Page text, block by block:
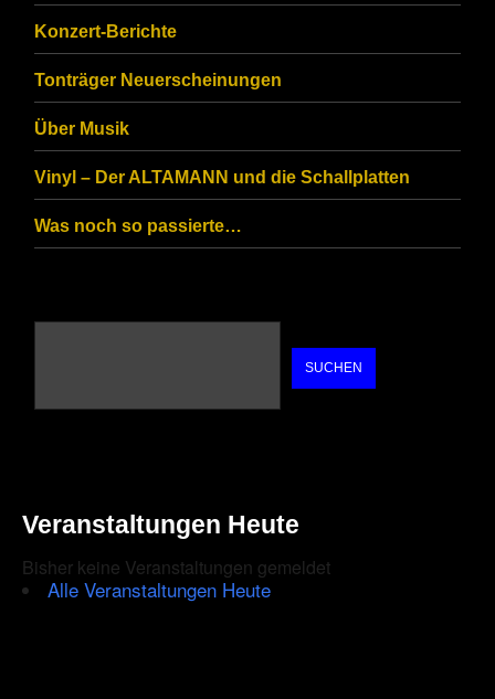
you
are
human.
Konzert-Berichte
Tonträger Neuerscheinungen
Über Musik
Vinyl – Der ALTAMANN und die Schallplatten
Was noch so passierte…
SUCHEN
Veranstaltungen Heute
Bisher keine Veranstaltungen gemeldet
Alle Veranstaltungen Heute